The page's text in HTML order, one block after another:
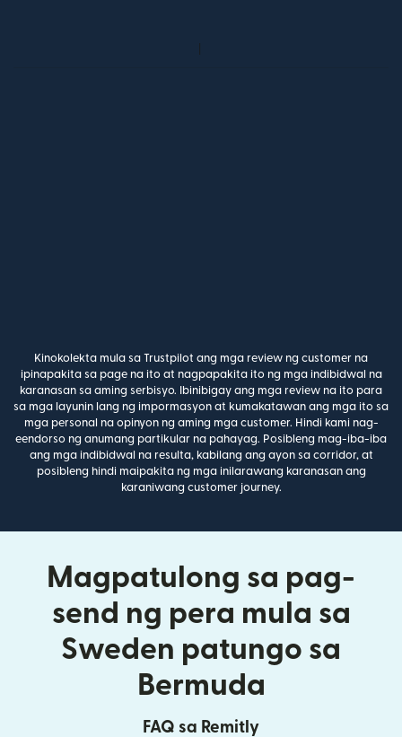
Kinokolekta mula sa Trustpilot ang mga review ng customer na
ipinapakita sa page na ito at nagpapakita ito ng mga indibidwal na
karanasan sa aming serbisyo. Ibinibigay ang mga review na ito para
sa mga layunin lang ng impormasyon at kumakatawan ang mga ito sa
mga personal na opinyon ng aming mga customer. Hindi kami nag-
eendorso ng anumang partikular na pahayag. Posibleng mag-iba-iba
ang mga indibidwal na resulta, kabilang ang ayon sa corridor, at
posibleng hindi maipakita ng mga inilarawang karanasan ang
karaniwang customer journey.
Magpatulong sa pag-
send ng pera mula sa
Sweden patungo sa
Bermuda
FAQ sa Remitly